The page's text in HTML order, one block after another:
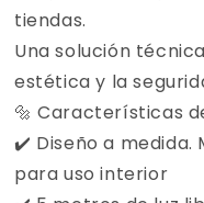
tiendas.
Una solución
estética y la
🔩 Características
✔️ Diseño a medida.
para uso interior